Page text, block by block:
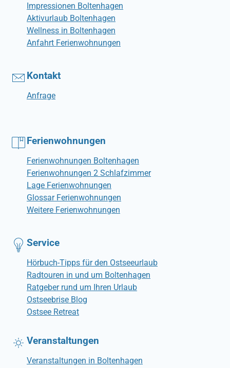
Impressionen Boltenhagen
Aktivurlaub Boltenhagen
Wellness in Boltenhagen
Anfahrt Ferienwohnungen
Kontakt
Anfrage
Ferienwohnungen
Ferienwohnungen Boltenhagen
Ferienwohnungen 2 Schlafzimmer
Lage Ferienwohnungen
Glossar Ferienwohnungen
Weitere Ferienwohnungen
Service
Hörbuch-Tipps für den Ostseeurlaub
Radtouren in und um Boltenhagen
Ratgeber rund um Ihren Urlaub
Ostseebrise Blog
Ostsee Retreat
Veranstaltungen
Veranstaltungen in Boltenhagen